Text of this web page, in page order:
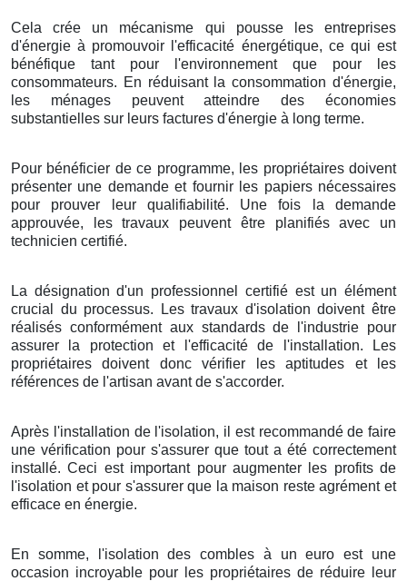
Cela crée un mécanisme qui pousse les entreprises
d'énergie à promouvoir l'efficacité énergétique, ce qui est
bénéfique tant pour l'environnement que pour les
consommateurs. En réduisant la consommation d'énergie,
les ménages peuvent atteindre des économies
substantielles sur leurs factures d'énergie à long terme.
Pour bénéficier de ce programme, les propriétaires doivent
présenter une demande et fournir les papiers nécessaires
pour prouver leur qualifiabilité. Une fois la demande
approuvée, les travaux peuvent être planifiés avec un
technicien certifié.
La désignation d'un professionnel certifié est un élément
crucial du processus. Les travaux d'isolation doivent être
réalisés conformément aux standards de l'industrie pour
assurer la protection et l'efficacité de l'installation. Les
propriétaires doivent donc vérifier les aptitudes et les
références de l'artisan avant de s'accorder.
Après l'installation de l'isolation, il est recommandé de faire
une vérification pour s'assurer que tout a été correctement
installé. Ceci est important pour augmenter les profits de
l'isolation et pour s'assurer que la maison reste agrément et
efficace en énergie.
En somme, l'isolation des combles à un euro est une
occasion incroyable pour les propriétaires de réduire leur